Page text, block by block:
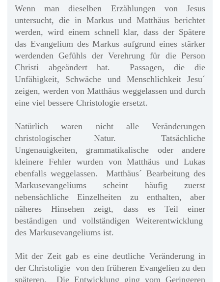
Wenn man dieselben Erzählungen von Jesus
untersucht, die in Markus und Matthäus berichtet
werden, wird einem schnell klar, dass der Spätere
das Evangelium des Markus aufgrund eines stärker
werdenden Gefühls der Verehrung für die Person
Christi abgeändert hat. Passagen, die die
Unfähigkeit, Schwäche und Menschlichkeit Jesu´
zeigen, werden von Matthäus weggelassen und durch
eine viel bessere Christologie ersetzt.
Natürlich waren nicht alle Veränderungen
christologischer Natur. Tatsächliche
Ungenauigkeiten, grammatikalische oder andere
kleinere Fehler wurden von Matthäus und Lukas
ebenfalls weggelassen. Matthäus´ Bearbeitung des
Markusevangeliums scheint häufig zuerst
nebensächliche Einzelheiten zu enthalten, aber
näheres Hinsehen zeigt, dass es Teil einer
beständigen und vollständigen Weiterentwicklung
des Markusevangeliums ist.
Mit der Zeit gab es eine deutliche Veränderung in
der Christoligie von den früheren Evangelien zu den
späteren. Die Entwicklung ging vom Geringeren